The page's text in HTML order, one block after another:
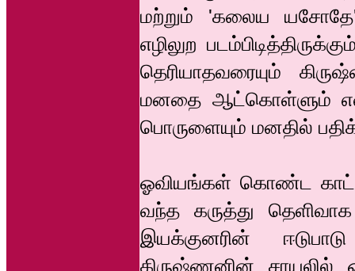
மற்றும் 'கலைய
எழிலுற
தெரியாதவரையும்
மனதை ஆட்கொள்ளும்
பொருளையும் மனதில்
ஓவியங்கள் கொண்ட
வந்த கருத்து
இயக்குனரின்
கிருஷ்ணனின் சாயலில்